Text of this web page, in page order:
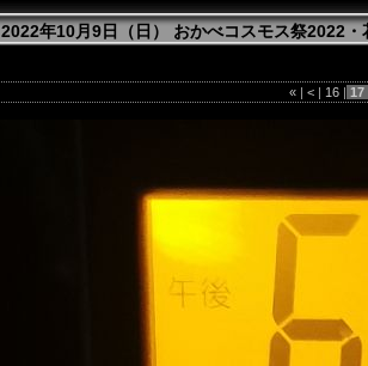
2022年10月9日（日） おかべコスモス祭2022・
« | < | 16 | 17